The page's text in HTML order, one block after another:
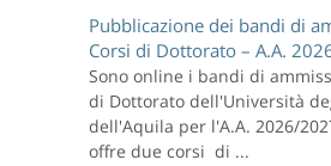
Pubblicazione dei bandi di
Corsi di Dottorato – A.A.
Sono online i bandi di
di Dottorato dell'Università
dell'Aquila per l'A.A. 2026/
offre due corsi di ...